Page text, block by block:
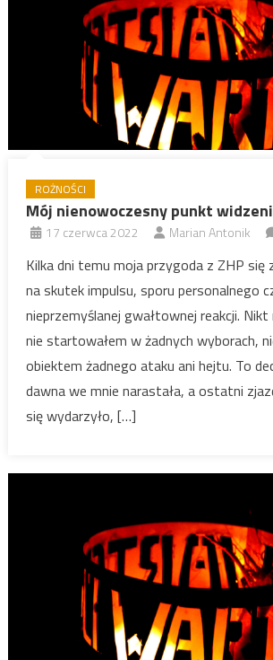
ROŻNOŚCI
Mój nienowoczesny punkt
17 czerwca 2022 Marian Antonik
Kilka dni temu moja przygoda z ZHP się
na skutek impulsu, sporu personalnego
nieprzemyślanej gwałtownej reakcji. Nikt
nie startowałem w żadnych wyborach,
obiektem żadnego ataku ani hejtu. To
dawna we mnie narastała, a ostatni
się wydarzyło, […]